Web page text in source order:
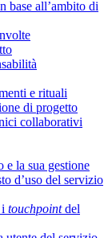
base all’ambito di
e rituali
di progetto
collaborativi
e la sua gestione
d’uso del servizio
touchpointdel